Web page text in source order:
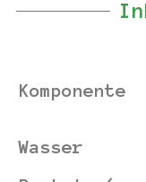
Komponente
Wasser